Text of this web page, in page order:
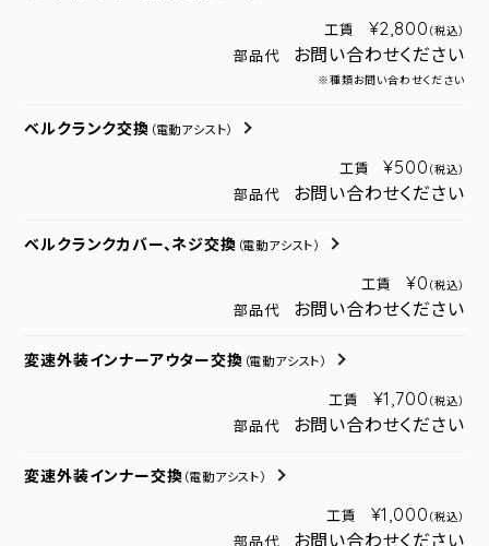
工賃 ¥2,800 （税込）
部品代 お問い合わせください
※種類お問い合わせください
ベルクランク交換 （電動アシスト）
工賃 ¥500 （税込）
部品代 お問い合わせください
ベルクランクカバー、ネジ交換 （電動アシスト）
工賃 ¥0 （税込）
部品代 お問い合わせください
変速外装インナーアウター交換 （電動アシスト）
工賃 ¥1,700 （税込）
部品代 お問い合わせください
変速外装インナー交換 （電動アシスト）
工賃 ¥1,000 （税込）
部品代 お問い合わせください